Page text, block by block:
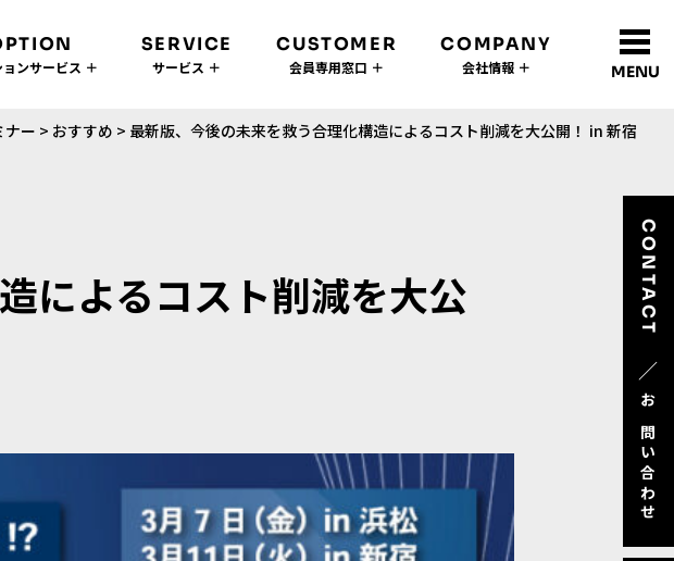
ンサービス ＋
SERVICE
サービス ＋
CUSTOMER
会員専用窓口 ＋
COMPANY
会社情報 ＋ MENU
CONTACT
／
お問い合わせ
ナー > おすすめ > 最新版、今後の未来を救う合理化構造によるコスト削減を大公開！ in 新宿
によるコスト削減を大公